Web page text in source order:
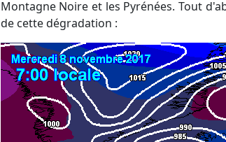
Montagne Noire et les Pyrénées. Tout
de cette dégradation :